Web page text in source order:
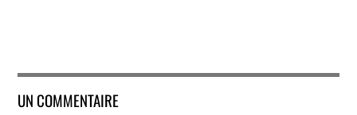
UN COMMENTAIRE